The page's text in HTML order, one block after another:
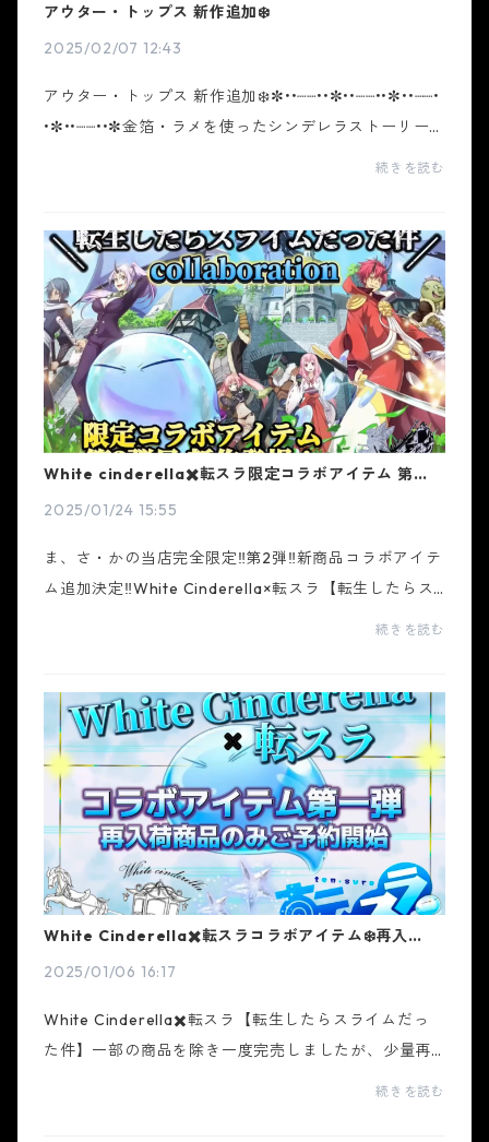
アウター・トップス 新作追加❄️
2025/02/07 12:43
アウター・トップス 新作追加❄️✼••┈┈••✼••┈┈••✼••┈┈•
•✼••┈┈••✼金箔・ラメを使ったシンデレラストーリー
続きを読む
White cinderella✖️転スラ限定コラボアイテム 第2弾
2025/01/24 15:55
ま、さ・かの当店完全限定‼️第2弾‼️新商品コラボアイテ
ム追加決定‼️White Cinderella×転スラ【転生したらス
ライムだった件】ご要望が多数あったため、全コラボ
続きを読む
White Cinderella✖️転スラコラボアイテム❄️再入荷商
2025/01/06 16:17
White Cinderella✖️転スラ【転生したらスライムだっ
た件】一部の商品を除き一度完売しましたが、少量再
販決定❣️購入出来なかった方はお急ぎ下さい🌟※大変混
続きを読む